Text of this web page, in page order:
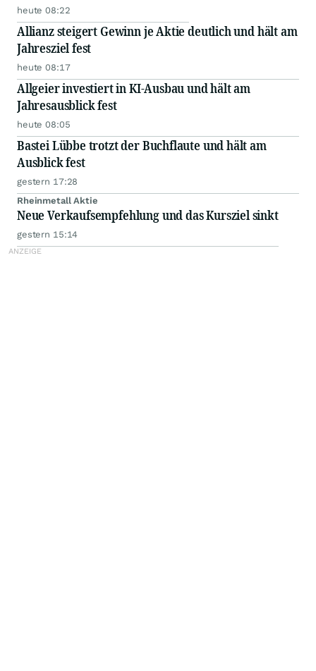
heute 08:22
Allianz steigert Gewinn je Aktie deutlich und hält am
Jahresziel fest
heute 08:17
Allgeier investiert in KI-Ausbau und hält am
Jahresausblick fest
heute 08:05
Bastei Lübbe trotzt der Buchflaute und hält am
Ausblick fest
gestern 17:28
Rheinmetall Aktie
Neue Verkaufsempfehlung und das Kursziel sinkt
gestern 15:14